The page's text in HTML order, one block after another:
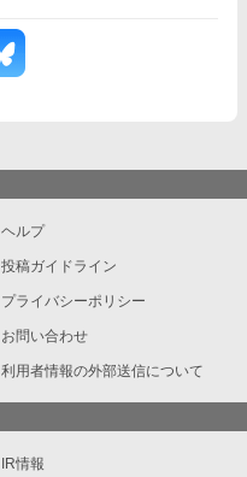
ヘルプ
投稿ガイドライン
プライバシーポリシー
お問い合わせ
利用者情報の外部送信について
IR情報